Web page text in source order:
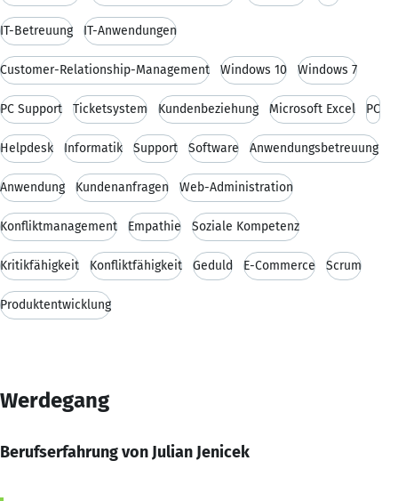
IT-Betreuung IT-Anwendungen
Customer-Relationship-Management Windows 10 Windows 7
PC Support Ticketsystem Kundenbeziehung Microsoft Excel PC
Helpdesk Informatik Support Software Anwendungsbetreuung
Anwendung Kundenanfragen Web-Administration
Konfliktmanagement Empathie Soziale Kompetenz
Kritikfähigkeit Konfliktfähigkeit Geduld E-Commerce Scrum
Produktentwicklung
Werdegang
Berufserfahrung von Julian Jenicek